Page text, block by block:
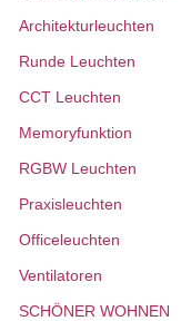
Architekturleuchten
Runde Leuchten
CCT Leuchten
Memoryfunktion
RGBW Leuchten
Praxisleuchten
Officeleuchten
Ventilatoren
SCHÖNER WOHNEN